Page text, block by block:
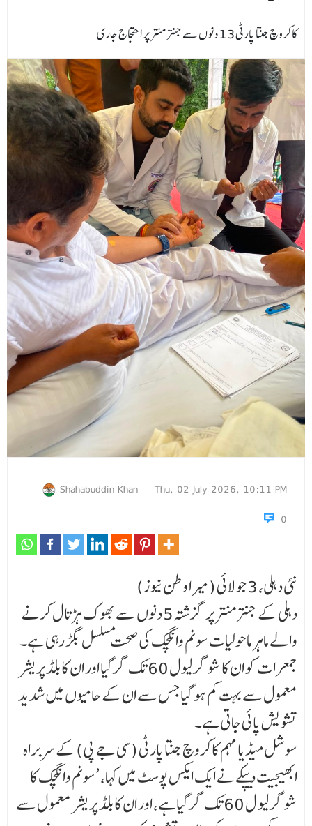
کاکروچ جنتا پارٹی 13 دنوں سے جنتر منتر پر احتجاج جاری
Shahabuddin Khan
Thu, 02 July 2026, 10:11 PM
0
نئی دہلی، 3 جولائی (میرا وطن نیوز)
دہلی کے جنتر منتر پر گزشتہ5 دنوں سے بھوک ہڑتال کرنے
والے ماہر ماحولیات سونم وانگچک کی صحت مسلسل بگڑ رہی ہے۔
جمعرات کو ان کا شوگر لیول 60 تک گر گیا اور ان کا بلڈ پریشر
معمول سے بہت کم ہو گیا جس سے ان کے حامیوں میں شدید
تشویش پائی جاتی ہے۔
سوشل میڈیا مہم کاکروچ جنتا پارٹی (سی جے پی) کے سربراہ
ابھیجیت دیپکے نے ایک ایکس پوسٹ میں کہا، ’سونم وانگچک کا
شوگر لیو ل 60 تک گر گیا ہے، اور ان کا بلڈ پریشر معمول سے